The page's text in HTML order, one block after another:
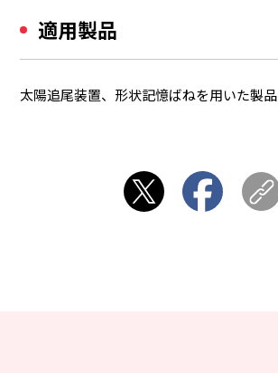
適用製品
太陽追尾装置、形状記憶ばねを用いた製品